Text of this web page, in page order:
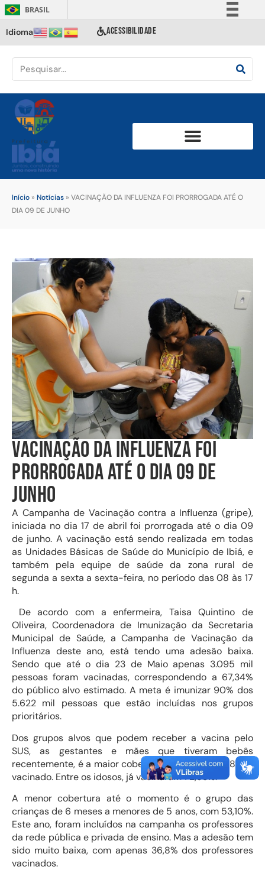
BRASIL
Comunica BR
Acesso à informação
Idioma ACESSIBILIDADE
Início » Notícias » VACINAÇÃO DA INFLUENZA FOI PRORROGADA ATÉ O
DIA 09 DE JUNHO
VACINAÇÃO DA INFLUENZA FOI
PRORROGADA ATÉ O DIA 09 DE
JUNHO
A Campanha de Vacinação contra a Influenza (gripe),
iniciada no dia 17 de abril foi prorrogada até o dia 09
de junho. A vacinação está sendo realizada em todas
as Unidades Básicas de Saúde do Município de Ibiá, e
também pela equipe de saúde da zona rural de
segunda a sexta a sexta-feira, no período das 08 às 17
h.
De acordo com a enfermeira, Taisa Quintino de
Oliveira, Coordenadora de Imunização da Secretaria
Municipal de Saúde, a Campanha de Vacinação da
Influenza deste ano, está tendo uma adesão baixa.
Sendo que até o dia 23 de Maio apenas 3.095 mil
pessoas foram vacinadas, correspondendo a 67,34%
do público alvo estimado. A meta é imunizar 90% dos
5.622 mil pessoas que estão incluídas nos grupos
prioritários.
Dos grupos alvos que podem receber a vacina pelo
SUS, as gestantes e mães que tiveram bebês
recentemente, é a maior cobertura vacinal, com 78% já
vacinado. Entre os idosos, já vacinaram 72,53%.
A menor cobertura até o momento é o grupo das
crianças de 6 meses a menores de 5 anos, com 53,10%.
Este ano, foram incluídos na campanha os professores
da rede pública e privada de ensino. Mas a adesão tem
sido muito baixa, com apenas 36,8% dos professores
vacinados.